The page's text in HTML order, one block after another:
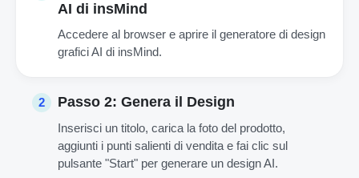
AI di insMind
Accedere al browser e aprire il generatore di design
grafici AI di insMind.
2 Passo 2: Genera il Design
Inserisci un titolo, carica la foto del prodotto,
aggiunti i punti salienti di vendita e fai clic sul
pulsante "Start" per generare un design AI.